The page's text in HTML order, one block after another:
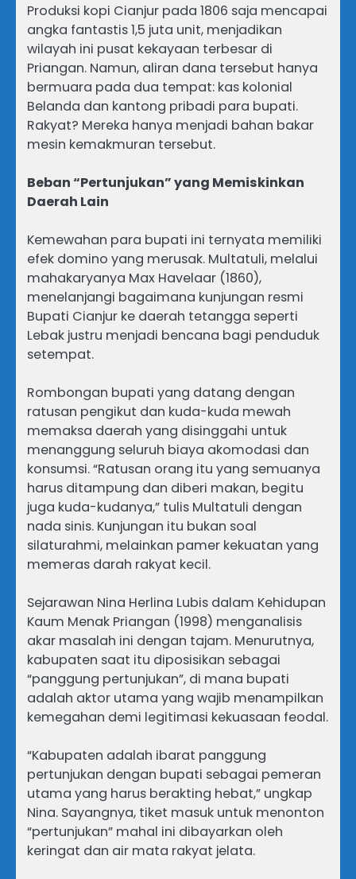
Produksi kopi Cianjur pada 1806 saja mencapai
angka fantastis 1,5 juta unit, menjadikan
wilayah ini pusat kekayaan terbesar di
Priangan. Namun, aliran dana tersebut hanya
bermuara pada dua tempat: kas kolonial
Belanda dan kantong pribadi para bupati.
Rakyat? Mereka hanya menjadi bahan bakar
mesin kemakmuran tersebut.
Beban “Pertunjukan” yang Memiskinkan
Daerah Lain
Kemewahan para bupati ini ternyata memiliki
efek domino yang merusak. Multatuli, melalui
mahakaryanya Max Havelaar (1860),
menelanjangi bagaimana kunjungan resmi
Bupati Cianjur ke daerah tetangga seperti
Lebak justru menjadi bencana bagi penduduk
setempat.
Rombongan bupati yang datang dengan
ratusan pengikut dan kuda-kuda mewah
memaksa daerah yang disinggahi untuk
menanggung seluruh biaya akomodasi dan
konsumsi. “Ratusan orang itu yang semuanya
harus ditampung dan diberi makan, begitu
juga kuda-kudanya,” tulis Multatuli dengan
nada sinis. Kunjungan itu bukan soal
silaturahmi, melainkan pamer kekuatan yang
memeras darah rakyat kecil.
Sejarawan Nina Herlina Lubis dalam Kehidupan
Kaum Menak Priangan (1998) menganalisis
akar masalah ini dengan tajam. Menurutnya,
kabupaten saat itu diposisikan sebagai
“panggung pertunjukan”, di mana bupati
adalah aktor utama yang wajib menampilkan
kemegahan demi legitimasi kekuasaan feodal.
“Kabupaten adalah ibarat panggung
pertunjukan dengan bupati sebagai pemeran
utama yang harus berakting hebat,” ungkap
Nina. Sayangnya, tiket masuk untuk menonton
“pertunjukan” mahal ini dibayarkan oleh
keringat dan air mata rakyat jelata.